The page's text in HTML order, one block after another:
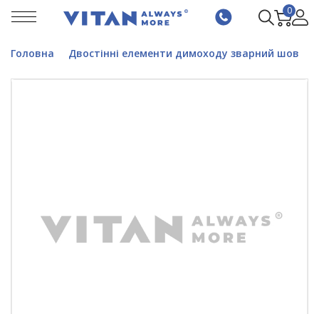
0
Головна Двостінні елементи димоходу зварний шов